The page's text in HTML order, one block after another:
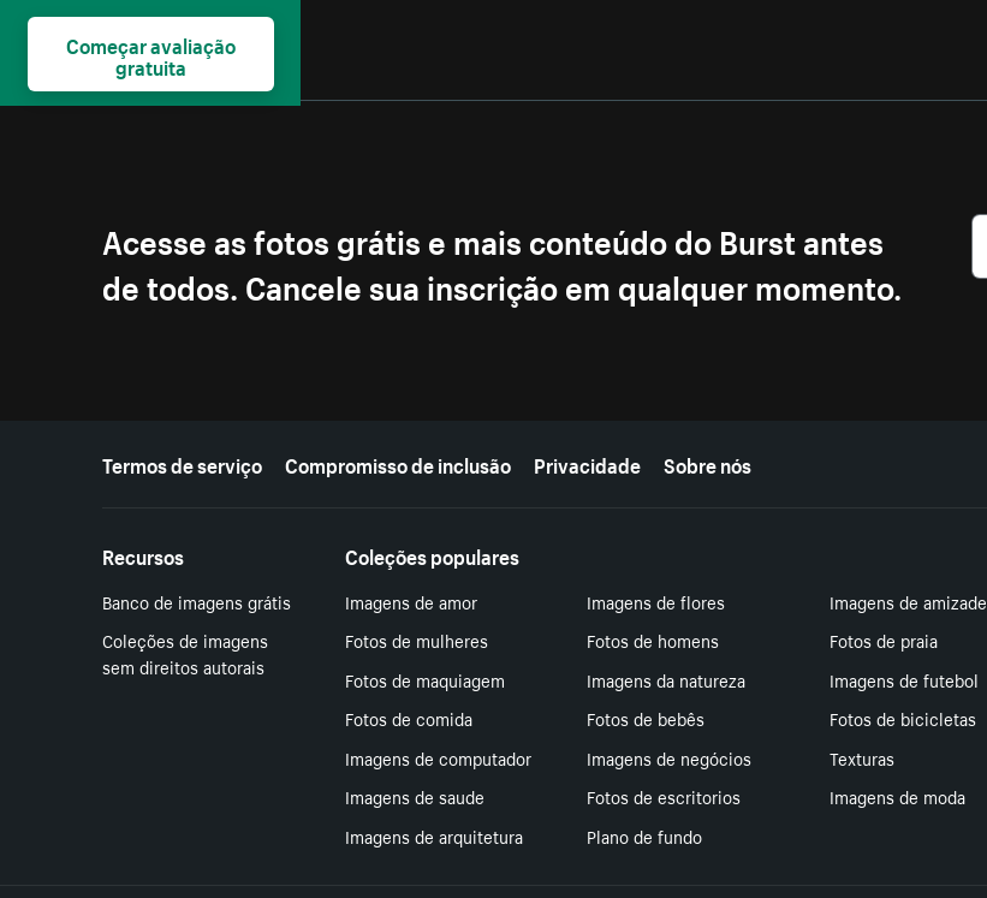
Acesse as fotos grátis e mais conteúdo do Burst antes
de todos. Cancele sua inscrição em qualquer momento.
Mais recursos
Termos de serviço Compromisso de inclusão Privacidade Sobre nós
Recursos
Banco de imagens grátis
Coleções de imagens
sem direitos autorais
Coleções populares
Imagens de amor Imagens de flores
Imagens de amizade
Fotos de mulheres
Fotos de homens
Fotos de praia
Fotos de maquiagem
Imagens da natureza
Imagens de futebol
Fotos de comida
Fotos de bebês
Fotos de bicicletas
Imagens de computador
Imagens de negócios
Texturas
Imagens de saude
Fotos de escritorios
Imagens de moda
Imagens de arquitetura
Plano de fundo
Começar avaliação
gratuita